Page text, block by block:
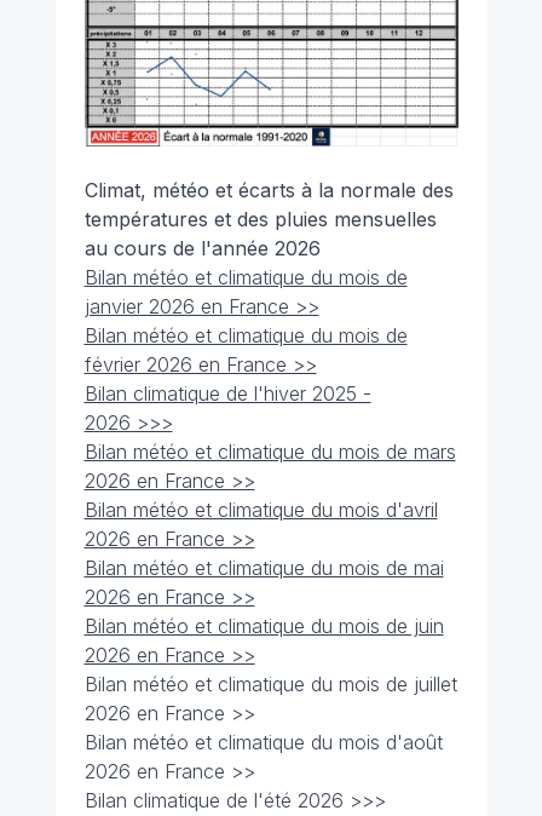
Climat, météo et écarts à la normale des
températures et des pluies mensuelles
au cours de l'année 2026
Bilan météo et climatique du mois de
janvier 2026 en France >>
Bilan météo et climatique du mois de
février 2026 en France >>
Bilan climatique de l'hiver 2025 -
2026 >>>
Bilan météo et climatique du mois de mars
2026 en France >>
Bilan météo et climatique du mois d'avril
2026 en France >>
Bilan météo et climatique du mois de mai
2026 en France >>
Bilan météo et climatique du mois de juin
2026 en France >>
Bilan météo et climatique du mois de juillet
2026 en France >>
Bilan météo et climatique du mois d'août
2026 en France >>
Bilan climatique de l'été 2026 >>>